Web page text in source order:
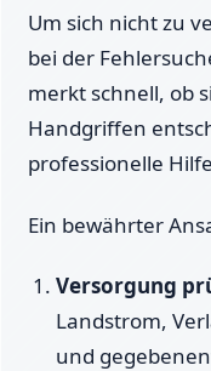
Um sich nicht zu
bei der
merkt schnell, ob
Handgriffen
professionelle
Ein bewährter
Versorgung
Landstrom,
und